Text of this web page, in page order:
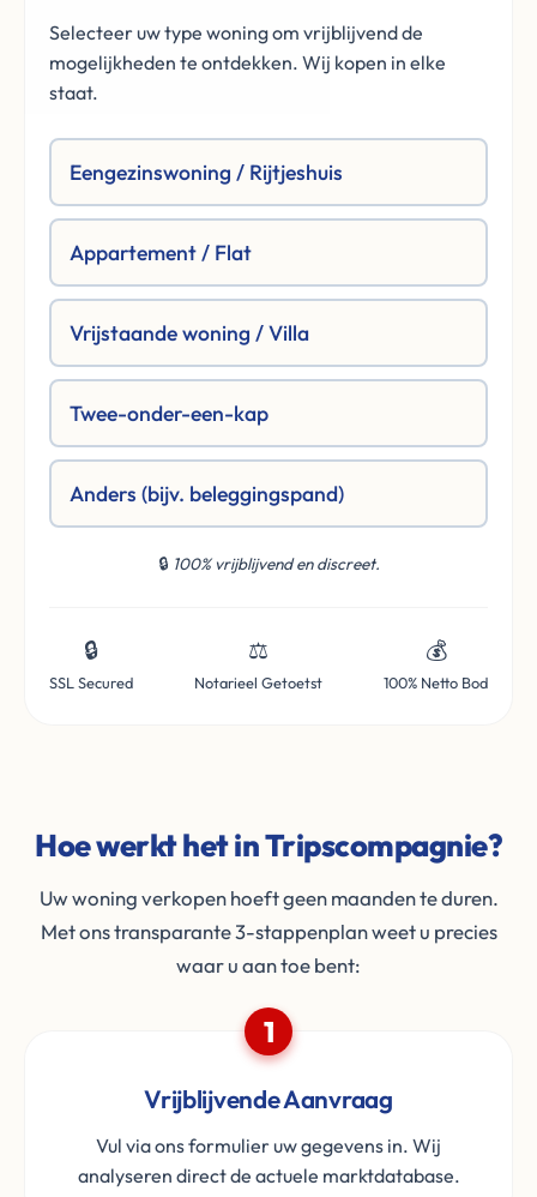
Selecteer uw type woning om vrijblijvend de
mogelijkheden te ontdekken. Wij kopen in elke
staat.
Eengezinswoning / Rijtjeshuis
Appartement / Flat
Vrijstaande woning / Villa
Twee-onder-een-kap
Anders (bijv. beleggingspand)
🔒 100% vrijblijvend en discreet.
🔒
SSL Secured
⚖️
Notarieel Getoetst
💰
100% Netto Bod
Hoe werkt het in Tripscompagnie?
Uw woning verkopen hoeft geen maanden te duren.
Met ons transparante 3-stappenplan weet u precies
waar u aan toe bent:
1
Vrijblijvende Aanvraag
Vul via ons formulier uw gegevens in. Wij
analyseren direct de actuele marktdatabase.